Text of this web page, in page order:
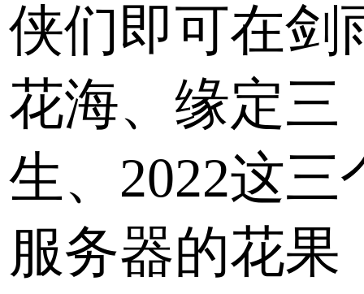
侠们即可在剑
花海、缘定三
生、2022这三
服务器的花果